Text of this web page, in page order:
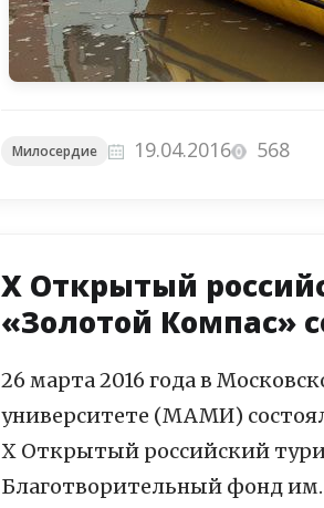
Милосердие 19.04.2016 568
X Открытый
«Золотой Компас»
26 марта 2016 года в
университете (МАМИ)
X Открытый российский
Благотворительный фонд